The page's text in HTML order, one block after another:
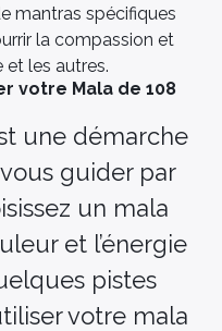
mantras spécifiques
la compassion et
les autres.
votre Mala de 108
une démarche
guider par
un mala
et l’énergie
pistes
votre mala